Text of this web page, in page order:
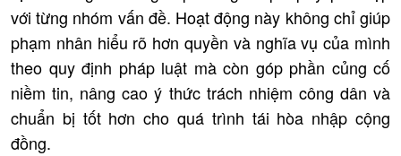
với từng nhóm vấn đề. Hoạt động này không chỉ giúp
phạm nhân hiểu rõ hơn quyền và nghĩa vụ của mình
theo quy định pháp luật mà còn góp phần củng cố
niềm tin, nâng cao ý thức trách nhiệm công dân và
chuẩn bị tốt hơn cho quá trình tái hòa nhập cộng
đồng.